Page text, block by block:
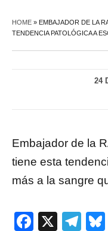
HOME » EMBAJADOR DE LA
TENDENCIA PATOLÓGICA A
24
Embajador de la
tiene esta
más a la sangre
Facebook
X